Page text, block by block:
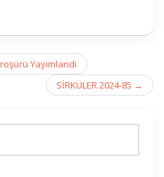
Yayımlandı
SİRKÜLER 2024-85 →